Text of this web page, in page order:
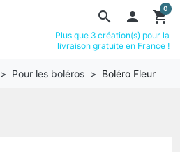
search  shopping_cart
0
Plus que 3 création(s) pour la
livraison gratuite en France !
Pour les boléros Boléro Fleur